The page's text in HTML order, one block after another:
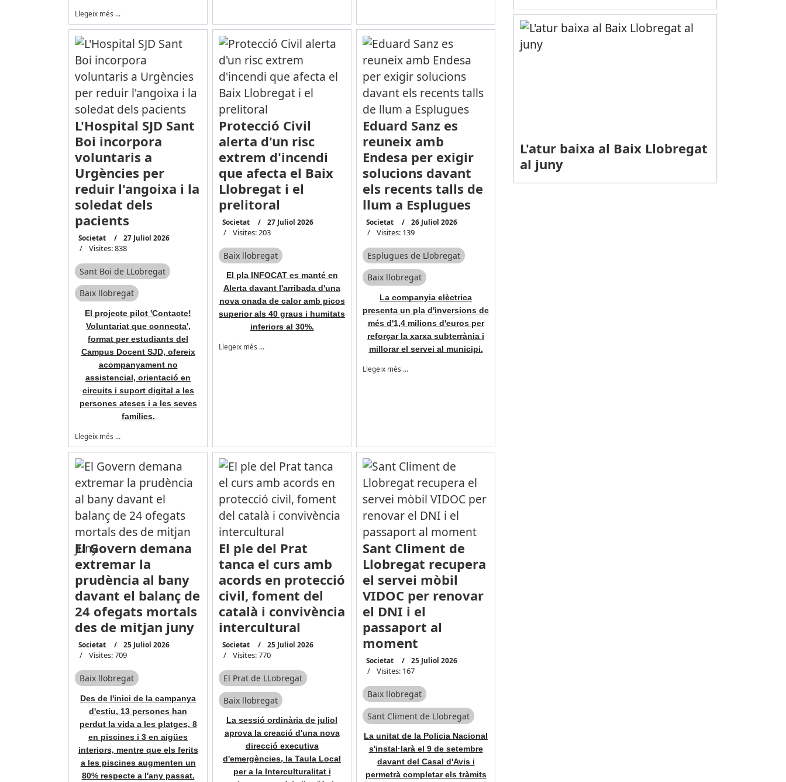
Llegeix més …
L'Hospital SJD Sant
Boi incorpora
voluntaris a
Urgències per
reduir l'angoixa i la
soledat dels
pacients
Societat 27 Juliol 2026
Visites: 838
Sant Boi de LLobregat
Baix llobregat
El projecte pilot 'Contacte!
Voluntariat que connecta',
format per estudiants del
Campus Docent SJD, ofereix
acompanyament no
assistencial, orientació en
circuits i suport digital a les
persones ateses i a les seves
famílies.
Llegeix més …
Protecció Civil
alerta d'un risc
extrem d'incendi
que afecta el Baix
Llobregat i el
prelitoral
Societat 27 Juliol 2026
Visites: 203
Baix llobregat
El pla INFOCAT es manté en
Alerta davant l'arribada d'una
nova onada de calor amb picos
superior als 40 graus i humitats
inferiors al 30%.
Llegeix més …
Eduard Sanz es
reuneix amb
Endesa per exigir
solucions davant
els recents talls de
llum a Esplugues
Societat 26 Juliol 2026
Visites: 139
Esplugues de Llobregat
Baix llobregat
La companyia elèctrica
presenta un pla d'inversions de
més d'1,4 milions d'euros per
reforçar la xarxa subterrània i
millorar el servei al municipi.
Llegeix més …
El Govern demana
extremar la
prudència al bany
davant el balanç de
24 ofegats mortals
des de mitjan juny
Societat 25 Juliol 2026
Visites: 709
Baix llobregat
Des de l'inici de la campanya
d'estiu, 13 persones han
perdut la vida a les platges, 8
en piscines i 3 en aigües
interiors, mentre que els ferits
a les piscines augmenten un
80% respecte a l'any passat.
El ple del Prat
tanca el curs amb
acords en protecció
civil, foment del
català i convivència
intercultural
Societat 25 Juliol 2026
Visites: 770
El Prat de LLobregat
Baix llobregat
La sessió ordinària de juliol
aprova la creació d'una nova
direcció executiva
d'emergències, la Taula Local
per a la Interculturalitat i
Sant Climent de
Llobregat recupera
el servei mòbil
VIDOC per renovar
el DNI i el
passaport al
moment
Societat 25 Juliol 2026
Visites: 167
Baix llobregat
Sant Climent de Llobregat
La unitat de la Policia Nacional
s'instal·larà el 9 de setembre
davant del Casal d'Avis i
permetrà completar els tràmits
L'atur baixa al Baix Llobregat
al juny